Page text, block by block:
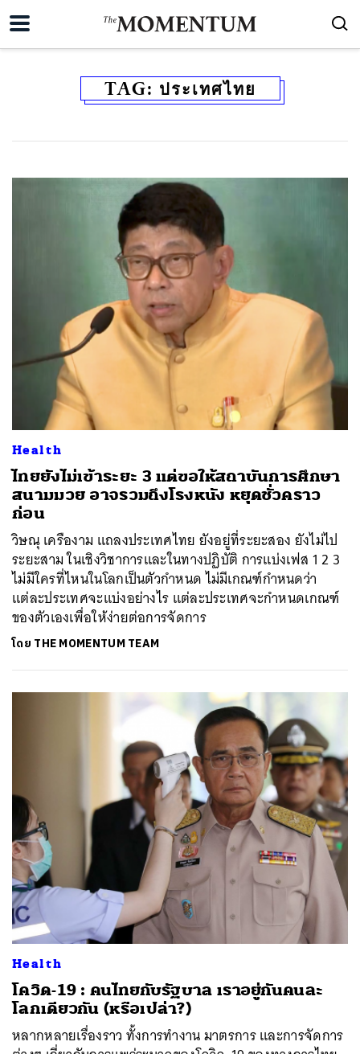
TAG: ประเทศไทย
Health
ไทยยังไม่เข้าระยะ 3 แต่ขอให้สถาบันการศึกษา
สนามมวย อาจรวมถึงโรงหนัง หยุดชั่วคราว
ก่อน
วิษณุ เครืองาม แถลงประเทศไทย ยังอยู่ที่ระยะสอง ยังไม่ไป
ระยะสาม ในเชิงวิชาการและในทางปฏิบัติ การแบ่งเฟส 1 2 3
ไม่มีใครที่ไหนในโลกเป็นตัวกำหนด ไม่มีเกณฑ์กำหนดว่า
แต่ละประเทศจะแบ่งอย่างไร แต่ละประเทศจะกำหนดเกณฑ์
ของตัวเองเพื่อให้ง่ายต่อการจัดการ
โดย THE MOMENTUM TEAM
Health
โควิด-19 : คนไทยกับรัฐบาล เราอยู่กันคนละ
โลกเดียวกัน (หรือเปล่า?)
หลากหลายเรื่องราว ทั้งการทำงาน มาตรการ และการจัดการ
ค้นหา
SHARE TWEET